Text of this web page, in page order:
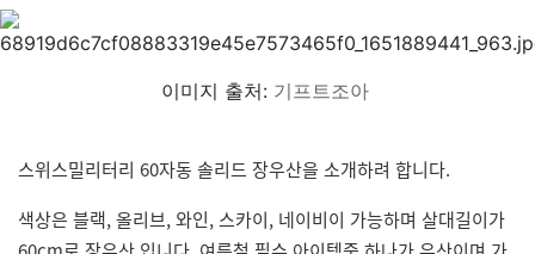
이미지 출처: 기프트조아
스위스밀리터리 60자동 솔리드 장우산을 소개하려 합니다.
색상은 블랙, 올리브, 와인, 스카이, 네이비이 가능하며 살대길이가